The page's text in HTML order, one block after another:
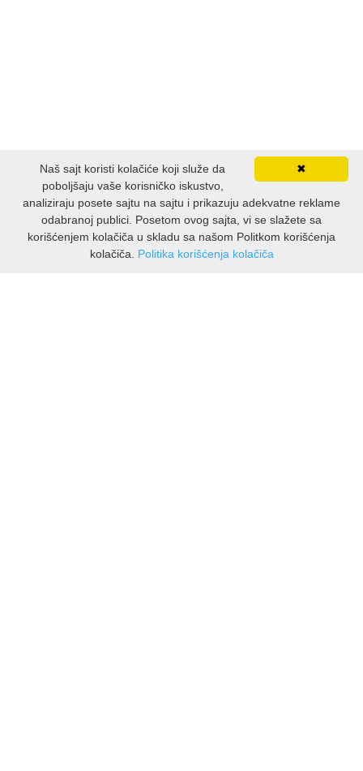
✖
Naš sajt koristi kolačiće koji služe da
poboljšaju vaše korisničko iskustvo,
analiziraju posete sajtu na sajtu i prikazuju adekvatne reklame
odabranoj publici. Posetom ovog sajta, vi se slažete sa
korišćenjem kolačiča u skladu sa našom Politkom korišćenja
kolačiča. Politika korišćenja kolačiča